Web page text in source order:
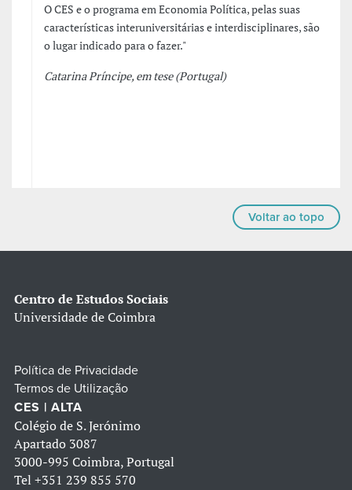
O CES e o programa em Economia Política, pelas suas
características interuniversitárias e interdisciplinares, são
o lugar indicado para o fazer."
Catarina Príncipe, em tese (Portugal)
Voltar ao topo
Centro de Estudos Sociais
Universidade de Coimbra
Política de Privacidade
Termos de Utilização
CES | ALTA
Colégio de S. Jerónimo
Apartado 3087
3000-995 Coimbra, Portugal
Tel +351 239 855 570